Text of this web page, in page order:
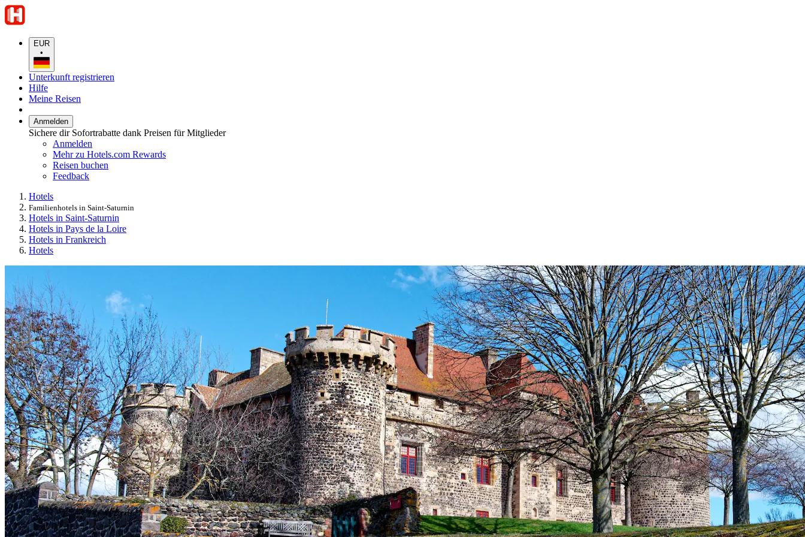
EUR
•
Unterkunft registrieren
Hilfe
Meine Reisen
Anmelden
Sichere dir Sofortrabatte dank Preisen für Mitglieder
Anmelden
Mehr zu Hotels.com Rewards
Reisen buchen
Feedback
Hotels
Familienhotels in Saint-Saturnin
Hotels in Saint-Saturnin
Hotels in Pays de la Loire
Hotels in Frankreich
Hotels